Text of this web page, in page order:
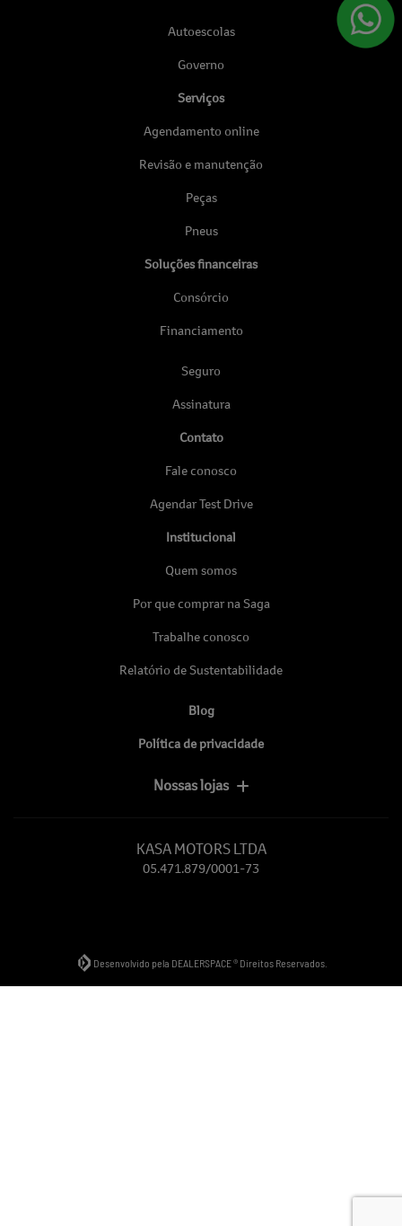
Autoescolas
Governo
Serviços
Agendamento online
Revisão e manutenção
Peças
Pneus
Soluções financeiras
Consórcio
Financiamento
Seguro
Assinatura
Contato
Fale conosco
Agendar Test Drive
Institucional
Quem somos
Por que comprar na Saga
Trabalhe conosco
Relatório de Sustentabilidade
Blog
Política de privacidade
Nossas lojas
KASA MOTORS LTDA
05.471.879/0001-73
Desenvolvido pela DEALERSPACE ® Direitos Reservados.